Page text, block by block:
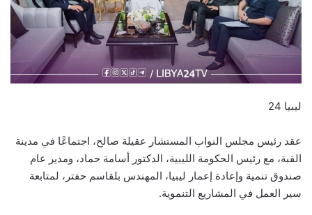
ليبيا 24
عقد رئيس مجلس النواب المستشار عقيلة صالح، اجتماعًا في مدينة
القبة، مع رئيس الحكومة الليبية، الدكتور أسامة حماد، ومدير عام
صندوق تنمية وإعادة إعمار ليبيا، المهندس بلقاسم حفتر، لمتابعة
سير العمل في المشاريع التنموية.